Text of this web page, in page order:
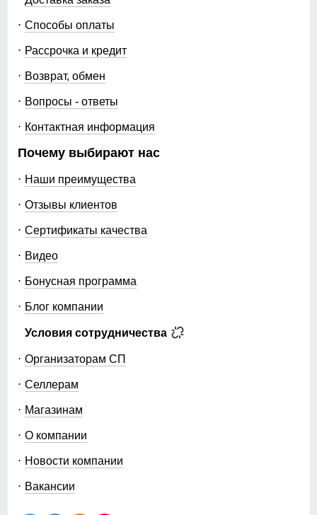
Способы оплаты
Рассрочка и кредит
Возврат, обмен
Вопросы - ответы
Контактная информация
Почему выбирают нас
Наши преимущества
Отзывы клиентов
Сертификаты качества
Видео
Бонусная программа
Блог компании
Условия сотрудничества
Организаторам СП
Селлерам
Магазинам
О компании
Новости компании
Вакансии